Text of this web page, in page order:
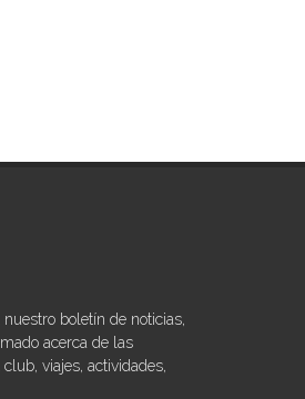
nuestro boletín de noticias,
acerca de las
viajes, actividades,